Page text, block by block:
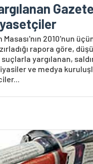
Masası'nın 2010'nun
rapora göre,
yargılanan,
ve medya